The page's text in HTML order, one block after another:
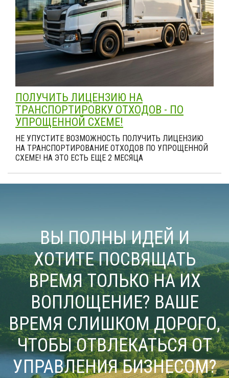
ПОЛУЧИТЬ ЛИЦЕНЗИЮ НА
ТРАНСПОРТИРОВКУ ОТХОДОВ - ПО
УПРОЩЕННОЙ СХЕМЕ!
НЕ УПУСТИТЕ ВОЗМОЖНОСТЬ ПОЛУЧИТЬ ЛИЦЕНЗИЮ
НА ТРАНСПОРТИРОВАНИЕ ОТХОДОВ ПО УПРОЩЕННОЙ
СХЕМЕ! НА ЭТО ЕСТЬ ЕЩЕ 2 МЕСЯЦА
ВЫ ПОЛНЫ ИДЕЙ И
ХОТИТЕ ПОСВЯЩАТЬ
ВРЕМЯ ТОЛЬКО НА ИХ
ВОПЛОЩЕНИЕ? ВАШЕ
ВРЕМЯ СЛИШКОМ ДОРОГО,
ЧТОБЫ ОТВЛЕКАТЬСЯ ОТ
УПРАВЛЕНИЯ БИЗНЕСОМ?